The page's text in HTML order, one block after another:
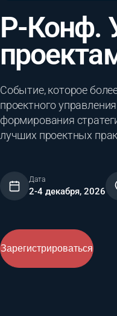
Р-Конф.
Событие, которое
проектного
формирования
лучших проектных
Дата
2-4 декабря, 2026
Зарегистрироваться